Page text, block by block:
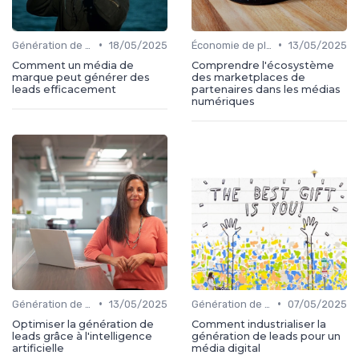
• 18/05/2025
Comment un média de
marque peut générer des
leads efficacement
• 13/05/2025
Comprendre l'écosystème
des marketplaces de
partenaires dans les médias
numériques
• 13/05/2025
Optimiser la génération de
leads grâce à l'intelligence
artificielle
• 07/05/2025
Comment industrialiser la
génération de leads pour un
média digital